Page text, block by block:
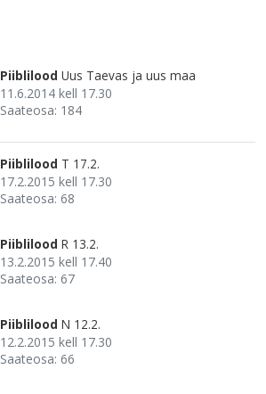
Piiblilood Uus Taevas ja uus maa
11.6.2014 kell 17.30
Saateosa: 184
Piiblilood T 17.2.
17.2.2015 kell 17.30
Saateosa: 68
Piiblilood R 13.2.
13.2.2015 kell 17.40
Saateosa: 67
Piiblilood N 12.2.
12.2.2015 kell 17.30
Saateosa: 66